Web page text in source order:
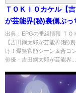
ＴＯＫＩＯカケル【
が芸能界(秘)裏側ぶっ
笑官能シーン＆合コ
番組内容解析まとめ
出典：EPGの番組情報 ＴＯ
【吉田鋼太郎が芸能界(秘)
け！爆笑官能シーン＆合コ
俳優・吉田鋼太郎が芸能界...